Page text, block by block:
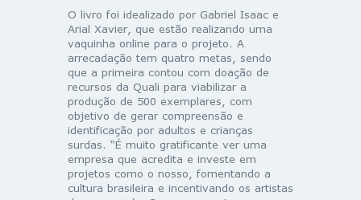
O livro foi idealizado por Gabriel Isaac e
Arial Xavier, que estão realizando uma
vaquinha online para o projeto. A
arrecadação tem quatro metas, sendo
que a primeira contou com doação de
recursos da Quali para viabilizar a
produção de 500 exemplares, com
objetivo de gerar compreensão e
identificação por adultos e crianças
surdas. “É muito gratificante ver uma
empresa que acredita e investe em
projetos como o nosso, fomentando a
cultura brasileira e incentivando os artistas